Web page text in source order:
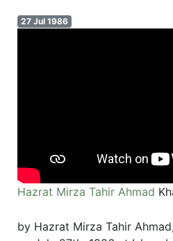
27 Jul 1986
Hazrat Mirza Tahir Ahmad
by Hazrat Mirza Tahir